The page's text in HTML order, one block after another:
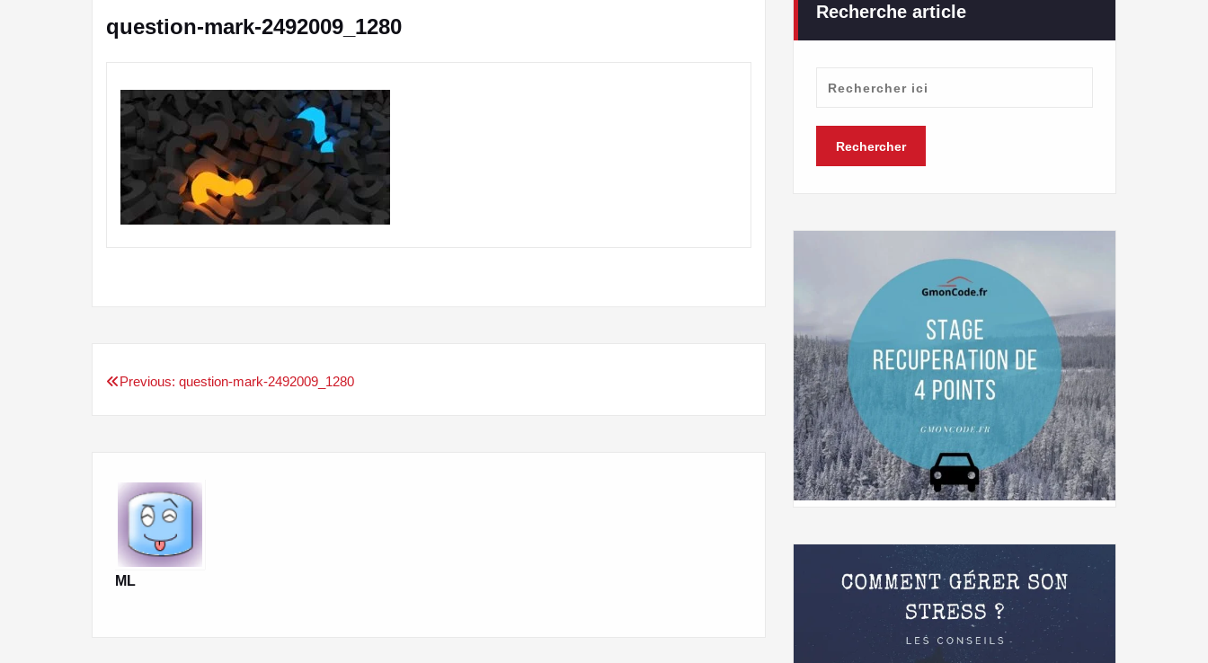
question-mark-2492009_1280
Navigation
l’article
Previous: question-mark-2492009_1280
ML
Recherche article